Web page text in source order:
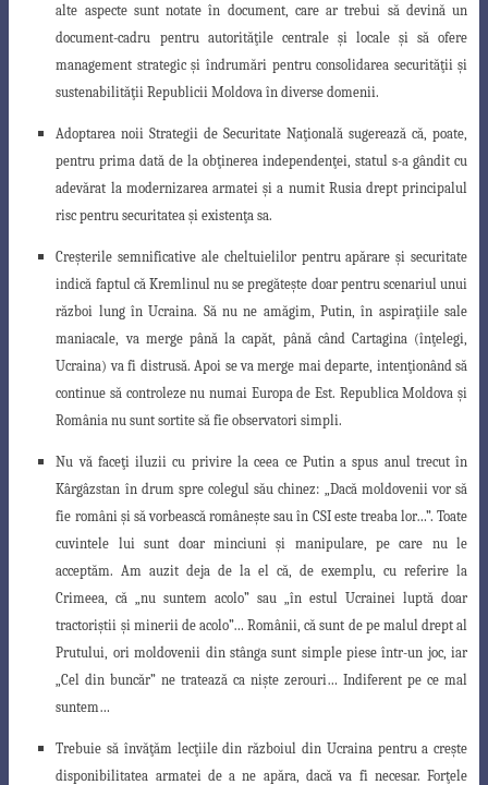
alte aspecte sunt notate în document, care ar trebui să devină un
document-cadru pentru autorităţile centrale şi localeşi să ofere
management strategic şi îndrumări pentru consolidarea securităţii şi
sustenabilităţii Republicii Moldova în diverse domenii.
Adoptarea noii Strategii de Securitate Naţională sugerează că, poate,
pentru prima dată de la obţinerea independenţei, statul s-a gândit cu
adevărat la modernizarea armatei şi a numit Rusia drept principalul
risc pentru securitatea şi existenţa sa.
Creşterile semnificative ale cheltuielilor pentru apărare şi securitate
indică faptul că Kremlinul nu se pregăteşte doar pentru scenariul unui
război lung în Ucraina. Să nu ne amăgim, Putin, în aspiraţiile sale
maniacale, va merge pânăla capăt, până când Cartagina (înţelegi,
Ucraina) va fi distrusă. Apoi se va merge mai departe, intenţionând să
continue să controleze nu numai Europa de Est. Republica Moldova şi
România nu sunt sortite să fie observatori simpli.
Nu vă faceţi iluzii cu privire la ceea ce Putin a spus anul trecut în
Kârgâzstan în drum spre colegul său chinez: „Dacă moldovenii vor să
fie români şi să vorbească româneşte sau în CSI este treaba lor…”. Toate
cuvintele lui sunt doar minciuni şi manipulare, pe care nu le
acceptăm. Am auzit deja de la el că, de exemplu, cu referire la
Crimeea, că „nu suntem acolo” sau „în estul Ucrainei luptă doar
tractoriştii şi minerii de acolo”… Românii, că sunt de pe malul drept al
Prutului, ori moldovenii din stânga sunt simple piese într-un joc, iar
„Cel din buncăr” ne tratează ca nişte zerouri… Indiferent pe ce mal
suntem…
Trebuie să învăţăm lecţiile din războiul din Ucraina pentru a creşte
disponibilitatea armatei de a ne apăra, dacă va fi necesar. Forţele